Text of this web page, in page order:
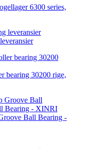
6300 series,
bearing 30200 rige,
Ball Bearing -